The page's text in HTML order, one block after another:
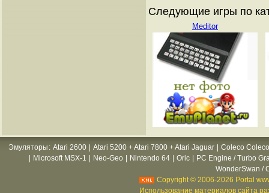
Следующие игры по
Meditor
Эмуляторы : Atari 2600 Atari 5200 + Atari 7800 + Atari Jaguar
Coleco
Microsoft MSX-1 Neo-Geo Nintendo 64 Oric
PC Engine / Turbo
WonderSwan /
Copyright © 2006-2026 Portal
Использование материалов сайта